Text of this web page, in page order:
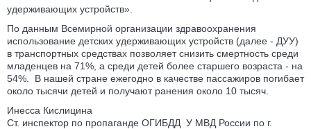
удерживающих устройств».
По данным Всемирной организации здравоохранения
использование детских удерживающих устройств (далее - ДУУ)
в транспортных средствах позволяет снизить смертность среди
младенцев на 71%, а среди детей более старшего возраста - на
54%. В нашей стране ежегодно в качестве пассажиров погибает
около тысячи детей и получают ранения около 10 тысяч.
Инесса Кислицина
Ст. инспектор по пропаганде ОГИБДД У МВД России по г.